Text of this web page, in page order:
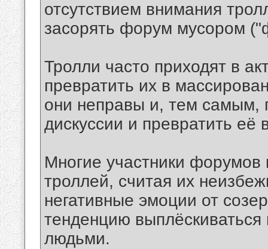
отсутствием внимания
засорять форум мусором
Тролли часто приходят в
превратить их в
они неправы и, тем самым,
дискуссии и превратить её
Многие участники форумов
троллей, считая их
негативные эмоции от
тенденцию
людьми.